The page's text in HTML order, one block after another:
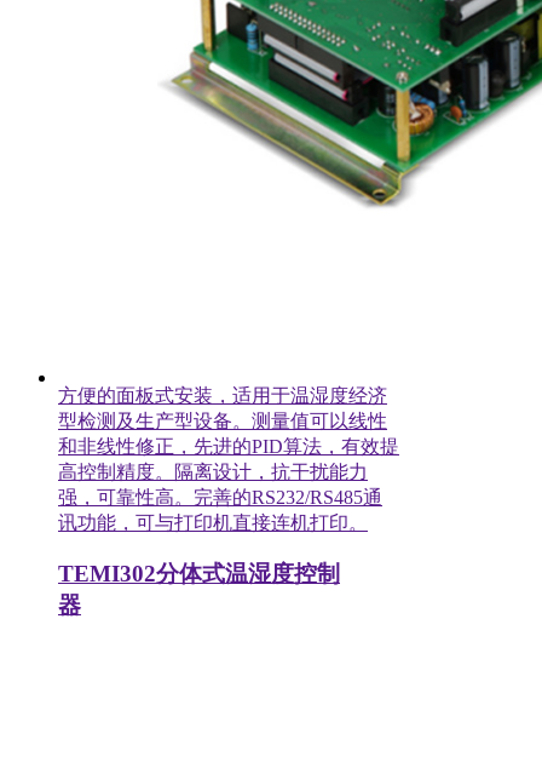
方便的面板式安装，适用于温湿度经济
型检测及生产型设备。测量值可以线性
和非线性修正，先进的PID算法，有效提
高控制精度。隔离设计，抗干扰能力
强，可靠性高。完善的RS232/RS485通
讯功能，可与打印机直接连机打印。
TEMI302分体式温湿度控制
器